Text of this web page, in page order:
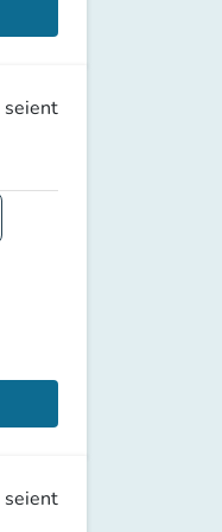
seient
seient